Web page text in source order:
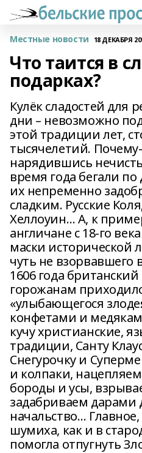
Местные новости 18 ДЕКАБРЯ
Что таится в
подарках?
Кулёк сладостей для
дни – невозможно
этой традиции лет,
тысячелетий.
нарядившись
время года бегали
их непременно
сладким. Русские
Хеллоуин… А, к
англичане с 18-го
маски исторической
чуть не взорвавшего
1606 года
горожанам
«улыбающегося
конфетами и
кучу христианские,
традиции, Санту
Снегурочку и
и колпаки,
бороды и усы,
задабриваем дарами
начальство…
шумиха, как и в
помогла отпугнуть